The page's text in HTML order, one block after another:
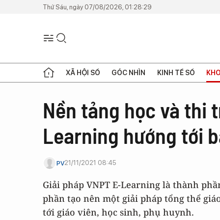
Thứ Sáu, ngày 07/08/2026, 01:28:29
XÃ HỘI SỐ GÓC NHÌN KINH TẾ SỐ
Nền tảng học và thi
Learning hướng tới
PV21/11/2021 08:45
Giải pháp VNPT E-Learning là thành
phần tạo nên một giải pháp tổng thể
tới giáo viên, học sinh, phụ huynh.